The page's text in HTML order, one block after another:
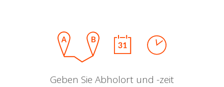
Geben Sie Abholort und -zeit